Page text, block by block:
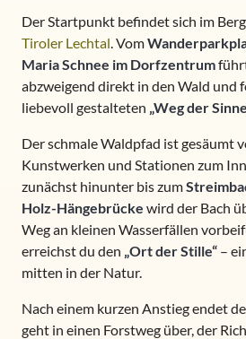
Der Startpunkt befindet sich im
Tiroler Lechtal. Vom
Maria Schnee im Dorfzentrum
abzweigend direkt in den Wald und
liebevoll gestalteten „Weg der
Der schmale Waldpfad ist gesäumt
Kunstwerken und Stationen zum
zunächst hinunter bis zum
Holz-Hängebrücke wird der Bach
Weg an kleinen Wasserfällen
erreichst du den „Ort der Stille“ –
mitten in der Natur.
Nach einem kurzen Anstieg endet
geht in einen Forstweg über, der